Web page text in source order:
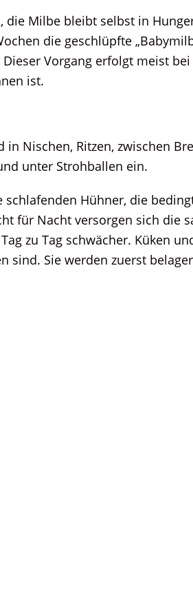
Milbe bleibt selbst in
die geschlüpfte
Vorgang erfolgt meist
ist.
Nischen, Ritzen, zwischen
unter Strohballen ein.
Hühner, die
für Nacht versorgen sich die
zu Tag schwächer. Küken
Sie werden zuerst